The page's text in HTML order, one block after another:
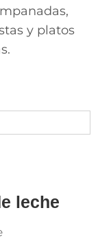
y platos
leche